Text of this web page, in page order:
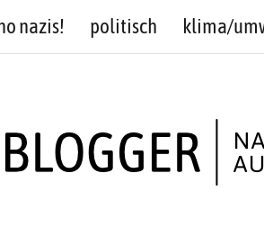
nazis! politisch klima/